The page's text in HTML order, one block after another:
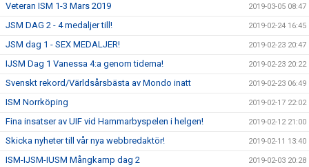
Veteran ISM 1-3 Mars 2019 2019-03-05 08:47
JSM DAG 2 - 4 medaljer till! 2019-02-24 16:45
JSM dag 1 - SEX MEDALJER! 2019-02-23 20:47
IJSM Dag 1 Vanessa 4:a genom tiderna! 2019-02-23 20:22
Svenskt rekord/Världsårsbästa av Mondo inatt 2019-02-23 06:49
ISM Norrköping 2019-02-17 22:02
Fina insatser av UIF vid Hammarbyspelen i helgen! 2019-02-12 21:00
Skicka nyheter till vår nya webbredaktör! 2019-02-11 13:40
ISM-IJSM-IUSM Mångkamp dag 2 2019-02-03 20:28